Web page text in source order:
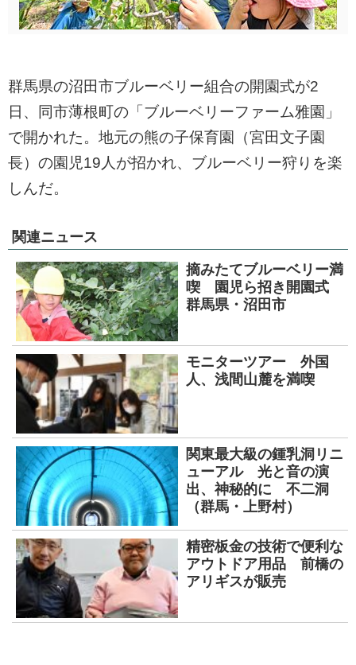
群馬県の沼田市ブルーベリー組合の開園式が2
日、同市薄根町の「ブルーベリーファーム雅園」
で開かれた。地元の熊の子保育園（宮田文子園
長）の園児19人が招かれ、ブルーベリー狩りを楽
しんだ。
関連ニュース
摘みたてブルーベリー満
喫 園児ら招き開園式
群馬県・沼田市
モニターツアー 外国
人、浅間山麓を満喫
関東最大級の鍾乳洞リニ
ューアル 光と音の演
出、神秘的に 不二洞
（群馬・上野村）
精密板金の技術で便利な
アウトドア用品 前橋の
アリギスが販売